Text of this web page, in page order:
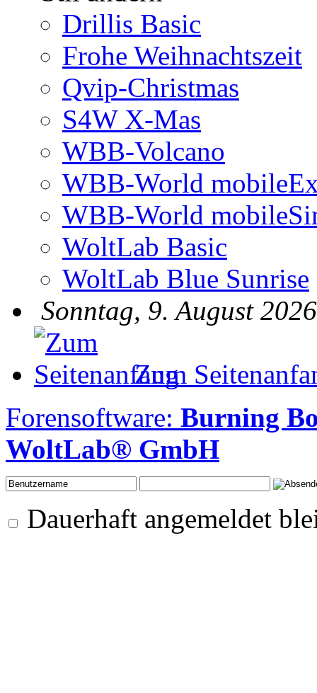
Drillis Basic
Frohe Weihnachtszeit
Qvip-Christmas
S4W X-Mas
WBB-Volcano
WBB-World
WBB-World
WoltLab Basic
WoltLab Blue Sunrise
Sonntag, 9. August
Zum
Forensoftware: Burning
WoltLab® GmbH
Dauerhaft angemeldet